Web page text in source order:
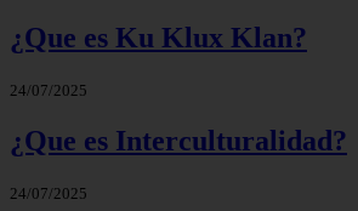
¿Que es Ku Klux Klan?
24/07/2025
¿Que es Interculturalidad?
24/07/2025